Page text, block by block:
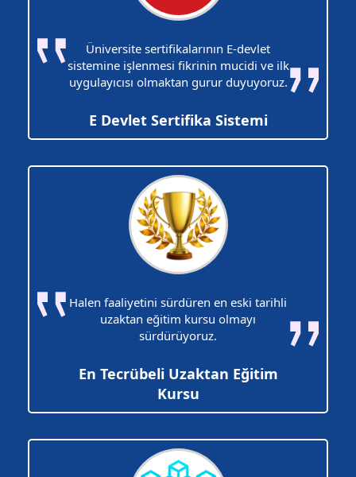
Üniversite sertifikalarının E-devlet
sistemine işlenmesi fikrinin mucidi ve ilk
uygulayıcısı olmaktan gurur duyuyoruz.
E Devlet Sertifika Sistemi
Halen faaliyetini sürdüren en eski tarihli
uzaktan eğitim kursu olmayı
sürdürüyoruz.
En Tecrübeli Uzaktan Eğitim
Kursu